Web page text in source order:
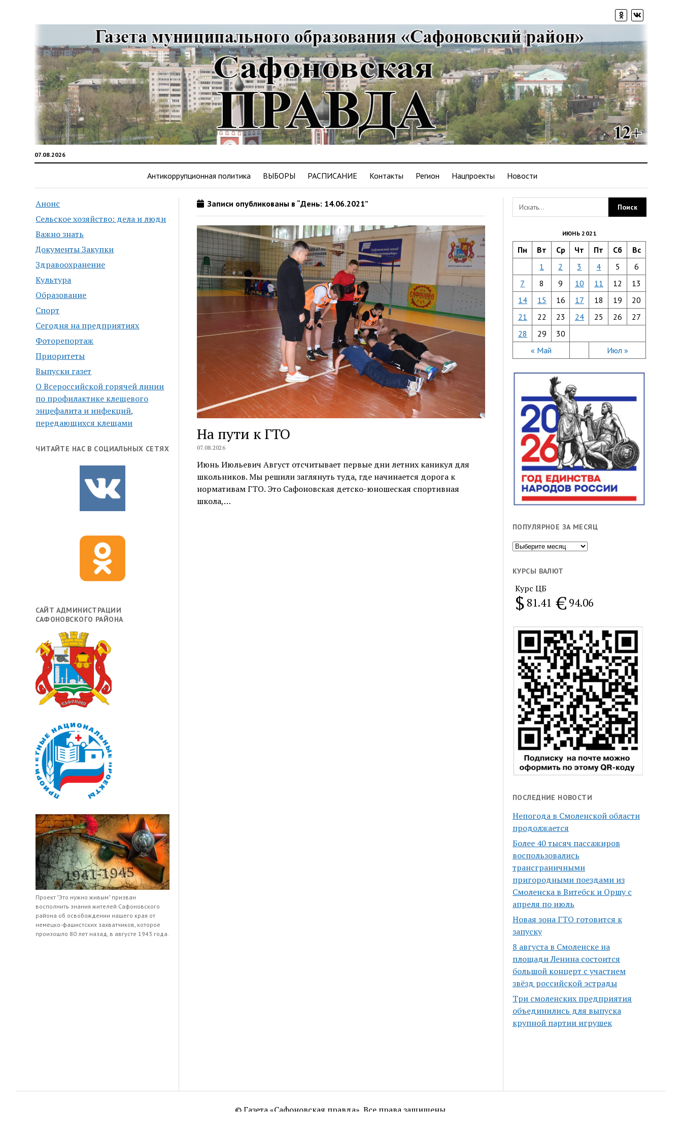
07.08.2026
Антикоррупционная политика ВЫБОРЫ РАСПИСАНИЕ Контакты Регион Нацпроекты Новости
Анонс
Сельское хозяйство: дела и люди
Важно знать
Документы Закупки
Здравоохранение
Культура
Образование
Спорт
Сегодня на предприятиях
Фоторепортаж
Приоритеты
Выпуски газет
О Всероссийской горячей линии
по профилактике клещевого
энцефалита и инфекций,
передающихся клещами
ЧИТАЙТЕ НАС В СОЦИАЛЬНЫХ СЕТЯХ
САЙТ АДМИНИСТРАЦИИ
САФОНОВСКОГО РАЙОНА
Проект "Это нужно живым" призван
восполнить знания жителей Сафоновского
района об освобождении нашего края от
немецко-фашистских захватчиков, которое
произошло 80 лет назад, в августе 1943 года.
Записи опубликованы в “День: 14.06.2021”
На пути к ГТО
07.08.2026
Июнь Июльевич Август отсчитывает первые дни летних каникул для
школьников. Мы решили заглянуть туда, где начинается дорога к
нормативам ГТО. Это Сафоновская детско-юношеская спортивная
школа,…
ИЮНЬ 2021
Пн Вт Ср Чт Пт Сб Вс
« Май Июл »
1 2 3 4 5
6
7
8 9 10 11 12
13
14
15 16 17 18 19
20
21
22 23 24 25 26
27
28
29 30
ПОПУЛЯРНОЕ ЗА МЕСЯЦ
Популярное
месяц
КУРСЫ ВАЛЮТ
Курс ЦБ
$ 81.41 € 94.06
ПОСЛЕДНИЕ НОВОСТИ
Непогода в Смоленской области
продолжается
Более 40 тысяч пассажиров
воспользовались
трансграничными
пригородными поездами из
Смоленска в Витебск и Оршу с
апреля по июль
Новая зона ГТО готовится к
запуску
8 августа в Смоленске на
площади Ленина состоится
большой концерт с участием
звёзд российской эстрады
Три смоленских предприятия
объединились для выпуска
крупной партии игрушек
© Газета «Сафоновская правда». Все права защищены.